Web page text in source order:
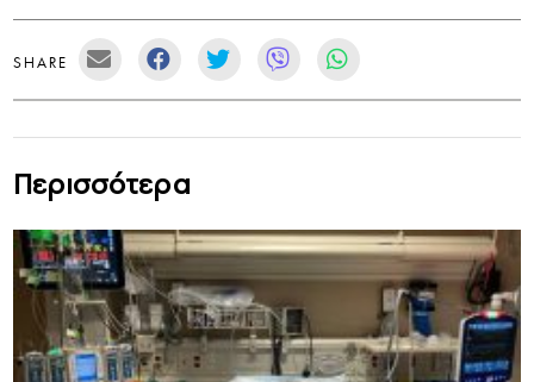
SHARE
Περισσότερα